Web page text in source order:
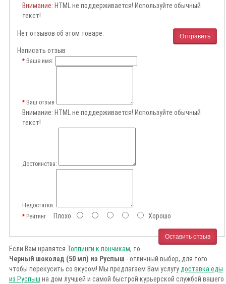
Внимание: HTML не поддерживается! Используйте обычный
текст!
Отправить
Нет отзывов об этом товаре.
Написать отзыв
Ваше имя:
Ваш отзыв
Внимание: HTML не поддерживается! Используйте обычный
текст!
Достоинства:
Недостатки:
РейтингПлохо Хорошо
Оставить отзыв
Если Вам нравятся Топпинги к пончикам, то
Черный шоколад (50 мл) из Руспыш - отличный выбор, для того
чтобы перекусить со вкусом! Мы предлагаем Вам услугу доставка еды
из Руспыш на дом лучшей и самой быстрой курьерской службой вашего